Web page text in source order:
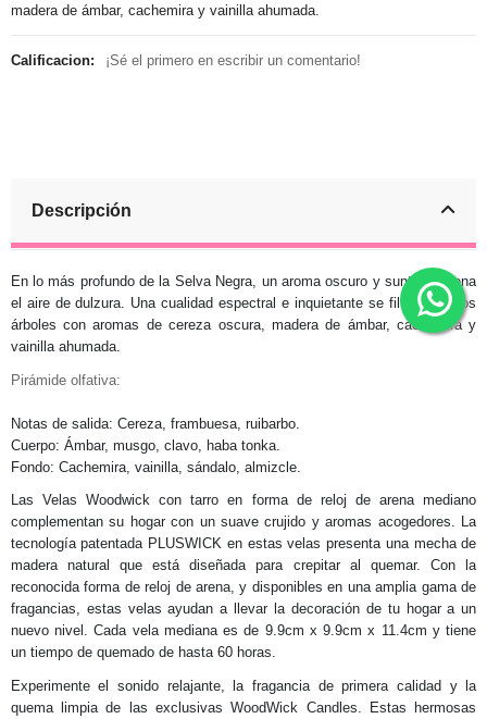
madera de ámbar, cachemira y vainilla ahumada.
Calificacion: ¡Sé el primero en escribir un comentario!
Descripción
En lo más profundo de la Selva Negra, un aroma oscuro y suntuoso llena
el aire de dulzura. Una cualidad espectral e inquietante se filtra entre los
árboles con aromas de cereza oscura, madera de ámbar, cachemira y
vainilla ahumada.
Pirámide olfativa:
Notas de salida: Cereza, frambuesa, ruibarbo.
Cuerpo: Ámbar, musgo, clavo, haba tonka.
Fondo: Cachemira, vainilla, sándalo, almizcle.
Las Velas Woodwick con tarro en forma de reloj de arena mediano
complementan su hogar con un suave crujido y aromas acogedores. La
tecnología patentada PLUSWICK en estas velas presenta una mecha de
madera natural que está diseñada para crepitar al quemar. Con la
reconocida forma de reloj de arena, y disponibles en una amplia gama de
fragancias, estas velas ayudan a llevar la decoración de tu hogar a un
nuevo nivel. Cada vela mediana es de 9.9cm x 9.9cm x 11.4cm y tiene
un tiempo de quemado de hasta 60 horas.
Experimente el sonido relajante, la fragancia de primera calidad y la
quema limpia de las exclusivas WoodWick Candles. Estas hermosas